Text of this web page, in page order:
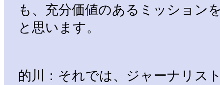
も、充分価値のあるミッション
と思います。
的川：それでは、ジャーナリス